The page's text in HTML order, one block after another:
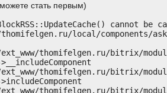
стать первым)
cannot
local/components/